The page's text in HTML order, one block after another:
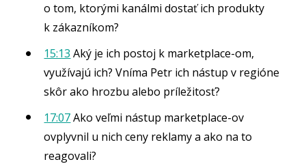
o tom, ktorými kanálmi dostať ich produkty
k zákazníkom?
15:13 Aký je ich postoj k marketplace-om,
využívajú ich? Vníma Petr ich nástup v regióne
skôr ako hrozbu alebo príležitosť?
17:07Ako veľmi nástup marketplace-ov
ovplyvnil u nich ceny reklamy a ako na to
reagovali?